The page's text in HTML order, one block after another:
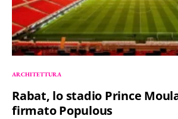
ARCHITETTURA
Rabat, lo stadio Prince
firmato Populous